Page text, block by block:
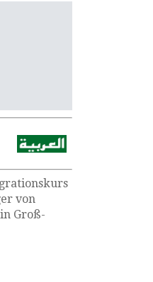
von
Groß-